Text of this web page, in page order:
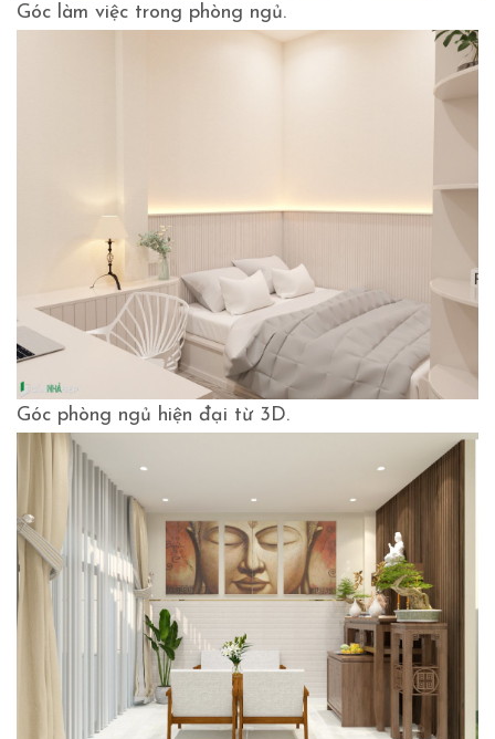
Góc làm việc trong phòng ngủ.
Góc phòng ngủ hiện đại từ 3D.